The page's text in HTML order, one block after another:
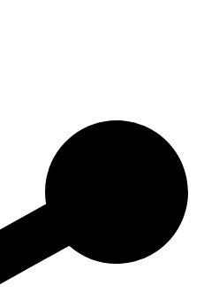
的喜爱。其友好的性格使其在现
曼岛猫不仅在猫展中表现出色，